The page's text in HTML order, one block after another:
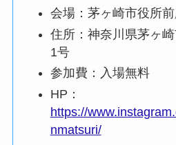
会場：茅ヶ崎市役所
住所：神奈川県茅ヶ
1号
参加費：入場無料
HP：
https://
nmatsuri/